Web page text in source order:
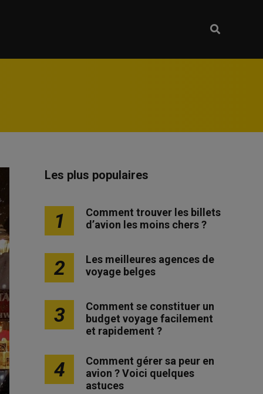
Les plus populaires
1
Comment trouver les billets
d’avion les moins chers ?
2
Les meilleures agences de
voyage belges
3
Comment se constituer un
budget voyage facilement
et rapidement ?
4
Comment gérer sa peur en
avion ? Voici quelques
astuces